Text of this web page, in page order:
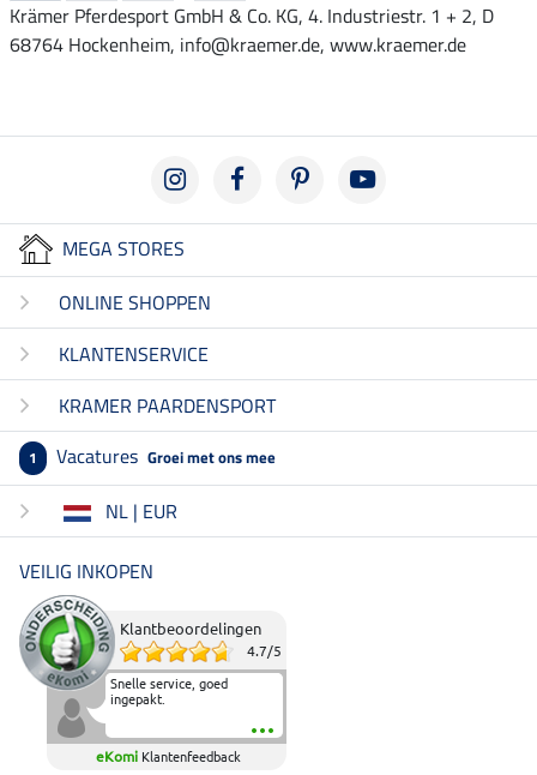
Krämer Pferdesport GmbH & Co. KG, 4. Industriestr. 1 + 2, D
68764 Hockenheim, info@kraemer.de, www.kraemer.de
MEGA STORES
ONLINE SHOPPEN
KLANTENSERVICE
KRAMER PAARDENSPORT
1 Vacatures Groei met ons mee
NL | EUR
VEILIG INKOPEN
Klantbeoordelingen
4.7/5
Snelle service, goed
ingepakt.
eKomi Klantenfeedback